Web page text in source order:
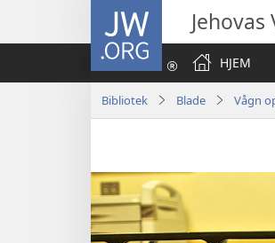
JW.ORG
HJEM
Bibliotek Blade Vågn